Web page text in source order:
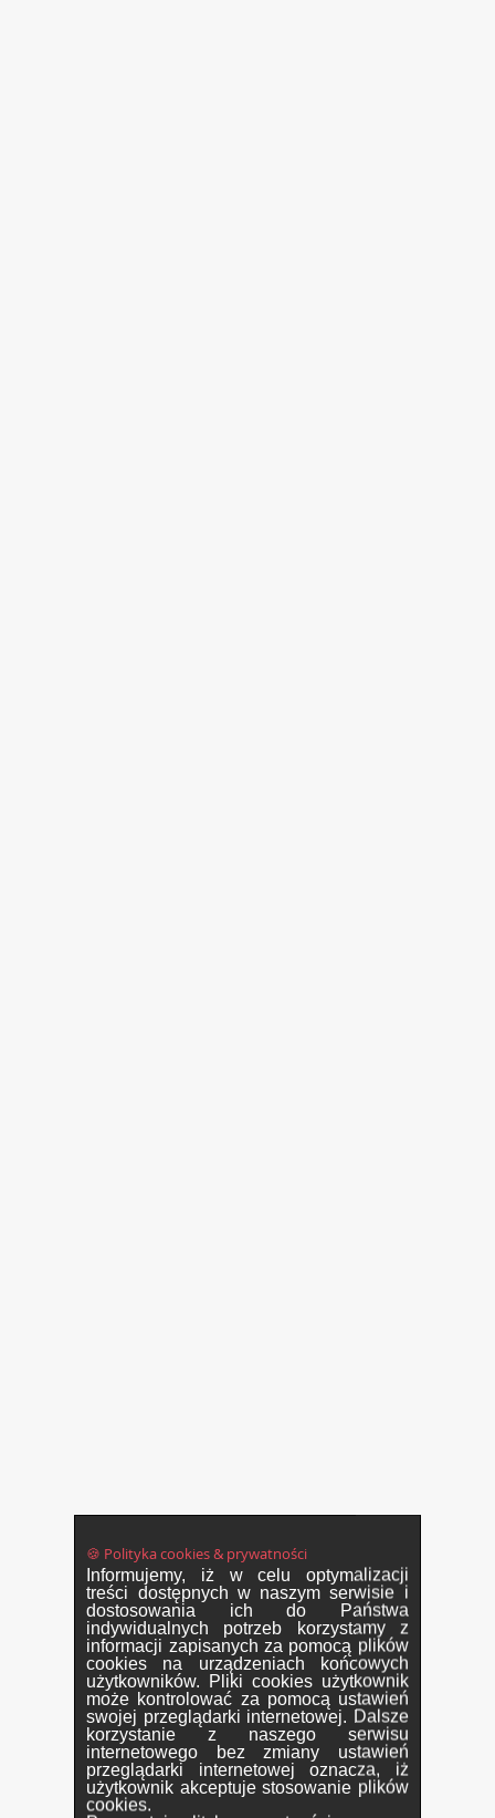
🍪 Polityka cookies & prywatności
Informujemy, iż w celu optymalizacji
treści dostępnych w naszym serwisie i
dostosowania ich do Państwa
indywidualnych potrzeb korzystamy z
informacji zapisanych za pomocą plików
cookies na urządzeniach końcowych
użytkowników. Pliki cookies użytkownik
może kontrolować za pomocą ustawień
swojej przeglądarki internetowej. Dalsze
korzystanie z naszego serwisu
internetowego bez zmiany ustawień
przeglądarki internetowej oznacza, iż
użytkownik akceptuje stosowanie plików
cookies.